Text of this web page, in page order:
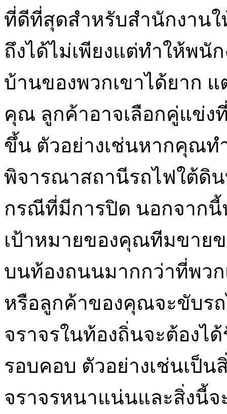
ที่ดีที่สุดสำหรับสำนักงานใ
ถึงได้ไม่เพียงแต่ทำให้พนั
บ้านของพวกเขาได้ยาก
คุณ ลูกค้าอาจเลือกคู่แข่ง
ขึ้น ตัวอย่างเช่นหากคุณ
พิจารณาสถานีรถไฟใต้ดิ
กรณีที่มีการปิด นอกจากนี้
เป้าหมายของคุณทีมขาย
บนท้องถนนมากกว่าที่พว
หรือลูกค้าของคุณจะขับร
จราจรในท้องถิ่นจะต้องไ
รอบคอบ ตัวอย่างเช่นเป็
จราจรหนาแน่นและสิ่งนี้